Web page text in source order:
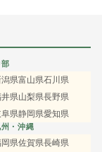
潟県富山県石川県
県山梨県長野県
県静岡県愛知県
州・沖縄
県佐賀県長崎県